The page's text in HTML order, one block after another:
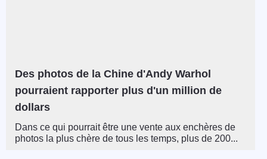
Des photos de la Chine d'Andy Warhol
pourraient rapporter plus d'un million de
dollars
Dans ce qui pourrait être une vente aux enchères de
photos la plus chère de tous les temps, plus de 200...